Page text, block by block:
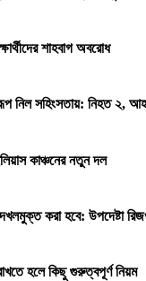
শাহবাগ অবরোধ
রূপ নিল সহিংসতায়: নিহত ২,
কাঞ্চনের নতুন দল
করা হবে: উপদেষ্টা
হলে কিছু গুরুত্বপূর্ণ নিয়ম